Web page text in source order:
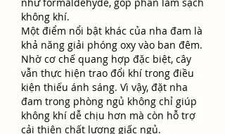
không khí.
Một điểm nổi bật khác của nha đam là
khả năng giải phóng oxy vào ban đêm.
Nhờ cơ chế quang hợp đặc biệt, cây
vẫn thực hiện trao đổi khí trong điều
kiện thiếu ánh sáng. Vì vậy, đặt nha
đam trong phòng ngủ không chỉ giúp
không khí dễ chịu hơn mà còn hỗ trợ
cải thiện chất lượng giấc ngủ.